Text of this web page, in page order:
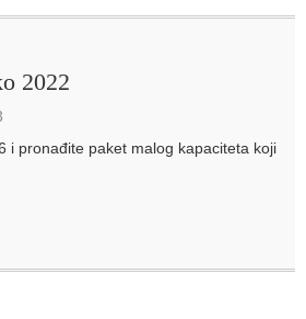
2022
i pronađite paket malog kapaciteta koji